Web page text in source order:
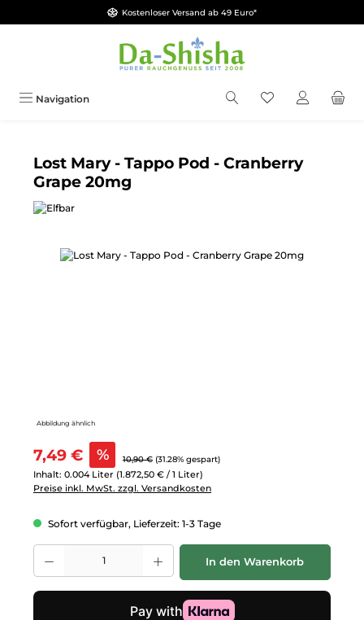
Zum Hauptinhalt springenKostenloser Versand ab 49 Euro*
Navigation Du hast 0
Lost Mary - Tappo Pod - Cranberry
Grape 20mg
Bildergalerie überspringen
Abbildung ähnlich
Verkaufspreis:
7,49 € % Regulärer Preis:
10,90 € (31.28% gespart)
Inhalt: 0.004 Liter (1.872,50 € / 1 Liter)
Preise inkl. MwSt. zzgl. Versandkosten
Sofort verfügbar, Lieferzeit: 1-3 Tage
Produkt Anzahl: Gib den gewünschten Wert ein oder benutze die
In den Warenkorb